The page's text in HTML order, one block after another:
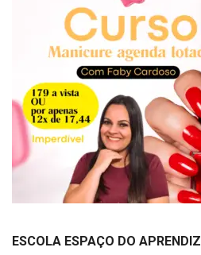
ESCOLA ESPAÇO DO APRENDIZ